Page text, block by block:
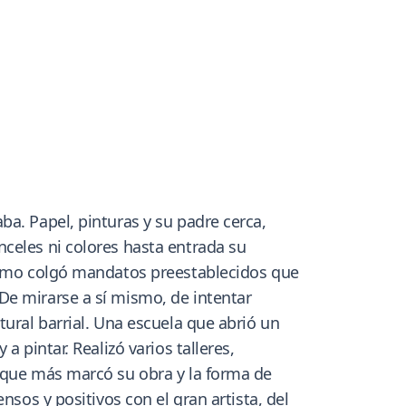
Papel, pinturas y su padre cerca,
ni colores hasta entrada su
colgó mandatos preestablecidos que
mirarse a sí mismo, de intentar
barrial. Una escuela que abrió un
pintar. Realizó varios talleres,
más marcó su obra y la forma de
y positivos con el gran artista, del